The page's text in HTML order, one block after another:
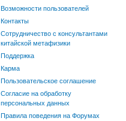
Возможности пользователей
Контакты
Сотрудничество с консультантами
китайской метафизики
Поддержка
Карма
Пользовательское соглашение
Согласие на обработку
персональных данных
Правила поведения на Форумах